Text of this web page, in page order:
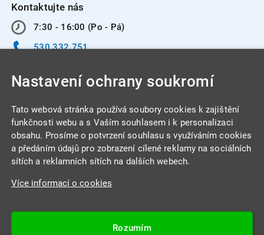
Kontaktujte nás
7:30 - 16:00 (Po - Pá)
530 332 751
INTEGRA CENTRUM s.r.o.
Jabloňová 662/7
Datová schránka: 4beca6d
Nastavení ochrany soukromí
Tato webová stránka používá soubory cookies k zajištění
funkčnosti webu a s Vaším souhlasem i k personalizaci
obsahu. Prosíme o potvrzení souhlasu s využíváním cookies
a předáním údajů pro zobrazení cílené reklamy na sociálních
sítích a reklamních sítích na dalších webech.
Více informací o cookies
Rozumím